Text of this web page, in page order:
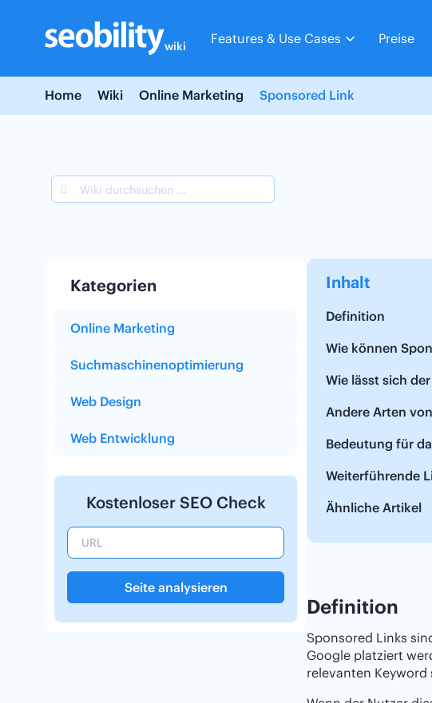
content
wiki Features & Use Cases Preise
Home Wiki Online Marketing Sponsored Link
Kategorien
Online Marketing
Suchmaschinenoptimierung
Web Design
Web Entwicklung
Kostenloser SEO Check
Seite analysieren
Inhalt
Definition
Wie können
Wie lässt sich
Andere Arten
Bedeutung für
Weiterführende
Ähnliche Artikel
Definition
Sponsored Links
Google platziert
relevanten